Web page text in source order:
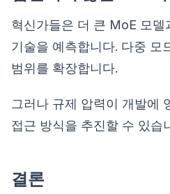
혁신가들은 더 큰 MoE 모
기술을 예측합니다. 다중 모
범위를 확장합니다.
그러나 규제 압력이 개발에
접근 방식을 추진할 수 있습
결론